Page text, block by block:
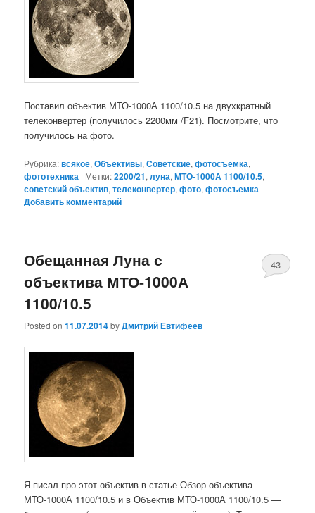
Поставил объектив МТО-1000А 1100/10.5 на двухкратный
телеконвертер (получилось 2200мм /F21). Посмотрите, что
получилось на фото.
Рубрика:всякое,Объективы,Советские,фотосъемка,
фототехника | Метки:2200/21,луна,МТО-1000А 1100/10.5,
советский объектив,телеконвертер,фото,фотосъемка |
Добавить комментарий
Обещанная Луна с
объектива МТО-1000А
1100/10.5
Posted on11.07.2014byДмитрий Евтифеев
43
Я писал про этот объектив в статье Обзор объектива
МТО-1000А 1100/10.5 и в Объектив МТО-1000А 1100/10.5 —